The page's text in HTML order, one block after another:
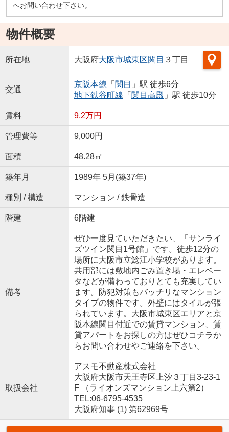
へお問い合わせ下さい。
物件概要
所在地 大阪府大阪市城東区関目 ３丁目
交通
京阪本線 「 関目 」駅 徒歩6分
地下鉄谷町線 「 関目高殿」駅 徒歩10分
賃料 9.2万円
管理費等 9,000円
面積 48.28㎡
築年月 1989年 5月(築37年)
種別 / 構造 マンション / 鉄骨造
階建 6階建
備考
ぜひ一度見ていただきたい、「サンライ
ズツイン関目1号館」です。徒歩12分の
場所に大阪市立鯰江小学校があります。
共用部には敷地内ごみ置き場・エレベー
タなどが備わっておりとても充実してい
ます。防犯対策もバッチリなマンション
タイプの物件です。外壁にはタイルが張
られています。大阪市城東区エリアと京
阪本線関目付近での賃貸マンション、賃
貸アパートをお探しの方はぜひコチラか
らお問い合わせやご連絡を下さい。
取扱会社
アスモ不動産株式会社
大阪府大阪市天王寺区上汐３丁目3-23-1
F （ライオンズマンション上六第2）
TEL:06-6795-4535
大阪府知事 (1) 第62969号